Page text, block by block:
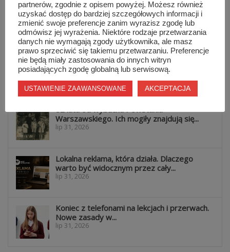
Warsztaty taneczne i koncert Blanki. Tłumy
na MAZOPikniku w Orońsku
sie 5, 2026
Informacje z Mazowsza 161
sie 4, 2026
Warszawskiego. Ich mogiły znajdują się...
lip 31, 2026
Lokalna reklama, która działa. Dlaczego
warto być widocznym przez cały...
lip 31, 2026
Koniec z telefonami na lekcjach i przerwach.
Nowe zasady w...
lip 31, 2026
partnerów, zgodnie z opisem powyżej. Możesz również
uzyskać dostęp do bardziej szczegółowych informacji i
zmienić swoje preferencje zanim wyrazisz zgodę lub
odmówisz jej wyrażenia. Niektóre rodzaje przetwarzania
danych nie wymagają zgody użytkownika, ale masz
prawo sprzeciwić się takiemu przetwarzaniu. Preferencje
nie będą miały zastosowania do innych witryn
posiadających zgodę globalną lub serwisową.
USTAWIENIE ZAAWANSOWANE AKCEPTACJA